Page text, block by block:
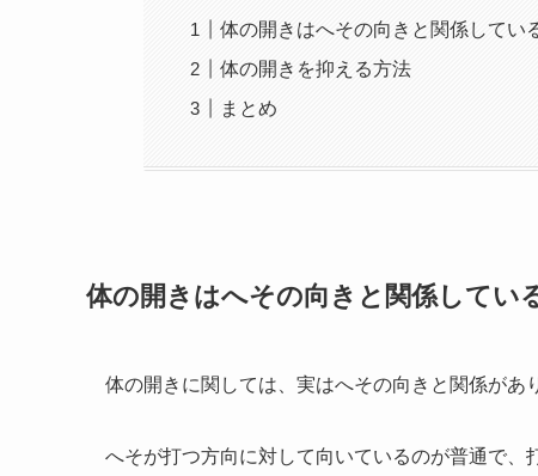
体の開きはへその向きと関係してい
体の開きを抑える方法
まとめ
体の開きはへその向きと関係してい
体の開きに関しては、実はへその向きと関係があ
へそが打つ方向に対して向いているのが普通で、